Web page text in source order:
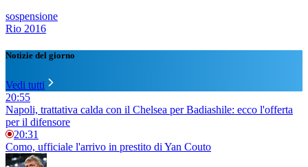
sospensione
Rio 2016
Notizie del giorno
Vedi tutti
20:55
Napoli, trattativa calda con il Chelsea per Badiashile: ecco l'offerta
per il difensore
20:31
Como, ufficiale l'arrivo in prestito di Yan Couto